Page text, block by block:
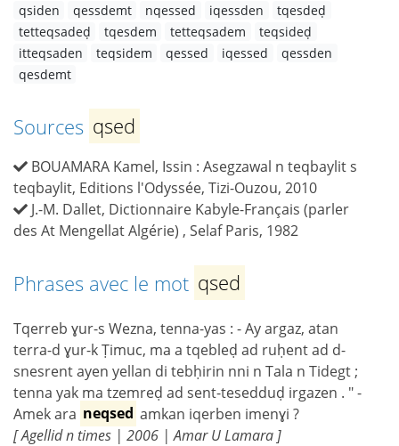
qsiden
qessdemt nqessed iqessden
tqesdeḍ
tetteqsadeḍ
tqesdem tetteqsadem
teqsideḍ
itteqsaden
teqsidem qessed iqessed
qessden
qesdemt
Sources qsed
BOUAMARA Kamel, Issin : Asegzawal n teqbaylit s
teqbaylit, Editions l'Odyssée, Tizi-Ouzou, 2010
J.-M. Dallet, Dictionnaire Kabyle-Français (parler
des At Mengellat Algérie) , Selaf Paris, 1982
Phrases avec le mot qsed
Tqerreb ɣur-s Wezna, tenna-yas : - Ay argaz, atan
terra-d ɣur-k Ṭimuc, ma a tqebleḍ ad ruḥent ad d-
snesrent ayen yellan di tebḥirin nni n Tala n Tidegt ;
tenna yak ma tzemreḍ ad sent-tesedduḍ irgazen . " -
Amek ara neqsed amkan iqerben imenɣi ?
[ Agellid n times | 2006 | Amar U Lamara ]